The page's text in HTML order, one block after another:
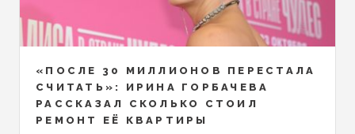
«ПОСЛЕ 30 МИЛЛИОНОВ ПЕРЕСТАЛА
СЧИТАТЬ»: ИРИНА ГОРБАЧЕВА
РАССКАЗАЛ СКОЛЬКО СТОИЛ
РЕМОНТ ЕЁ КВАРТИРЫ